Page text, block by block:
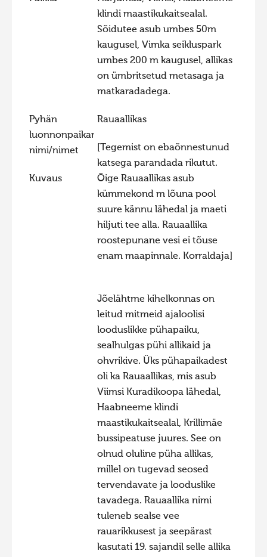
Hiite kuvavõistlus 2015
Hiite kuvavõistlus 2013
Hiite kuvavõistlus 2012
Hiite kuvavõistlus 2010
Hiite kuvavõistlus 2009
Hiite kuvavõistlus 2008
klindi maastikukaitsealal.
Sõidutee asub umbes 50m
kaugusel, Vimka seikluspark
umbes 200 m kaugusel, allikas
on ümbritsetud metasaga ja
matkaradadega.
Pyhän
luonnonpaikan
nimi/nimet
Rauaallikas
Kuvaus
[Tegemist on ebaõnnestunud
katsega parandada rikutut.
Õige Rauaallikas asub
kümmekond m lõuna pool
suure kännu lähedal ja maeti
hiljuti tee alla. Rauaallika
roostepunane vesi ei tõuse
enam maapinnale. Korraldaja]
Jõelähtme kihelkonnas on
leitud mitmeid ajaloolisi
looduslikke pühapaiku,
sealhulgas pühi allikaid ja
ohvrikive. Üks pühapaikadest
oli ka Rauaallikas, mis asub
Viimsi Kuradikoopa lähedal,
Haabneeme klindi
maastikukaitsealal, Krillimäe
bussipeatuse juures. See on
olnud oluline püha allikas,
millel on tugevad seosed
tervendavate ja looduslike
tavadega. Rauaallika nimi
tuleneb sealse vee
rauarikkusest ja seepärast
kasutati 19. sajandil selle allika